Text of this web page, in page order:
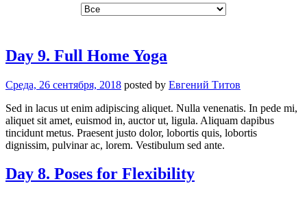
Day 9. Full Home Yoga
Среда, 26 сентября, 2018 posted by Евгений Титов
Sed in lacus ut enim adipiscing aliquet. Nulla venenatis. In pede mi,
aliquet sit amet, euismod in, auctor ut, ligula. Aliquam dapibus
tincidunt metus. Praesent justo dolor, lobortis quis, lobortis
dignissim, pulvinar ac, lorem. Vestibulum sed ante.
Day 8. Poses for Flexibility